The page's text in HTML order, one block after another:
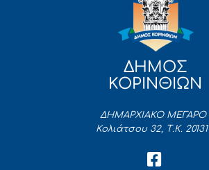
ΔΗΜΟΣ
ΚΟΡΙΝΘΙΩΝ
ΔΗΜΑΡΧΙΑΚΟ ΜΕΓΑΡΟ
Κολιάτσου 32, Τ.Κ. 20131